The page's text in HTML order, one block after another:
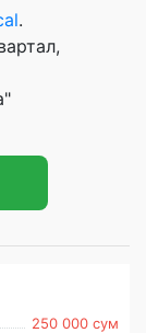
.
250 000 сум